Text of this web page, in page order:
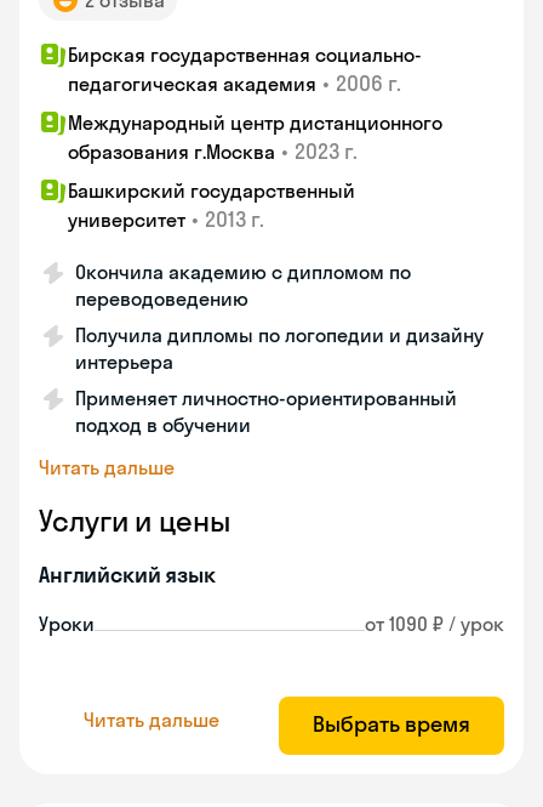
Бирская государственная социально-
педагогическая академия • 2006 г.
Международный центр дистанционного
образования г.Москва • 2023 г.
Башкирский государственный
университет • 2013 г.
Окончила академию с дипломом по
переводоведению
Получила дипломы по логопедии и дизайну
интерьера
Применяет личностно-ориентированный
подход в обучении
Читать дальше
Услуги и цены
Английский язык
Уроки от 1090 ₽ / урок
Читать дальше Выбрать время